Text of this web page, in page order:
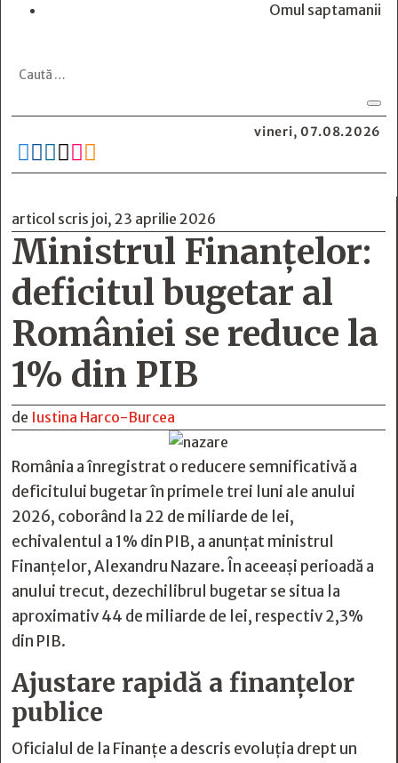
Omul saptamanii
vineri, 07.08.2026
     
articol scris joi, 23 aprilie 2026
Ministrul Finanțelor:
deficitul bugetar al
României se reduce la
1% din PIB
de Iustina Harco-Burcea
România a înregistrat o reducere semnificativă a
deficitului bugetar în primele trei luni ale anului
2026, coborând la 22 de miliarde de lei,
echivalentul a 1% din PIB, a anunțat ministrul
Finanțelor, Alexandru Nazare. În aceeași perioadă a
anului trecut, dezechilibrul bugetar se situa la
aproximativ 44 de miliarde de lei, respectiv 2,3%
din PIB.
Ajustare rapidă a finanțelor
publice
Oficialul de la Finanțe a descris evoluția drept un